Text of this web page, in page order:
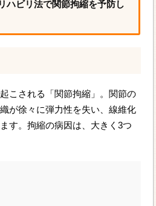
ハビリ法で関節拘縮を予防し
こされる「関節拘縮」。関節の
が徐々に弾力性を失い、線維化
す。拘縮の病因は、大きく3つ